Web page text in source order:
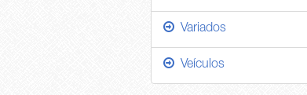
Variados
Veículos